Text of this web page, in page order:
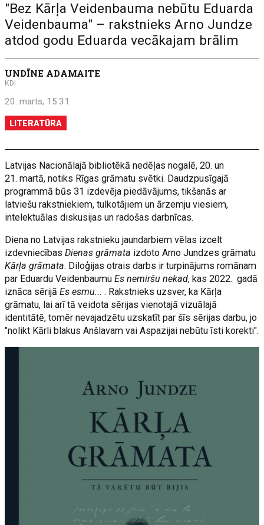
"Bez Kārļa Veidenbauma nebūtu Eduarda
Veidenbauma" – rakstnieks Arno Jundze
atdod godu Eduarda vecākajam brālim
UNDĪNE ADAMAITE
KDi
20. marts, 15:31
LITERATŪRA
Latvijas Nacionālajā bibliotēkā nedēļas nogalē, 20. un
21. martā, notiks Rīgas grāmatu svētki. Daudzpusīgajā
programmā būs 31 izdevēja piedāvājums, tikšanās ar
latviešu rakstniekiem, tulkotājiem un ārzemju viesiem,
intelektuālas diskusijas un radošas darbnīcas.
Diena no Latvijas rakstnieku jaundarbiem vēlas izcelt
izdevniecībasDienas grāmata izdoto Arno Jundzes grāmatu
Kārļa grāmata. Diloģijas otrais darbs ir turpinājums romānam
par Eduardu VeidenbaumuEs nemiršu nekad, kas 2022. gadā
iznāca sērijāEs esmu... . Rakstnieks uzsver, ka Kārļa
grāmatu, lai arī tā veidota sērijas vienotajā vizuālajā
identitātē, tomēr nevajadzētu uzskatīt par šīs sērijas darbu, jo
"nolikt Kārli blakus Anšlavam vai Aspazijai nebūtu īsti korekti".